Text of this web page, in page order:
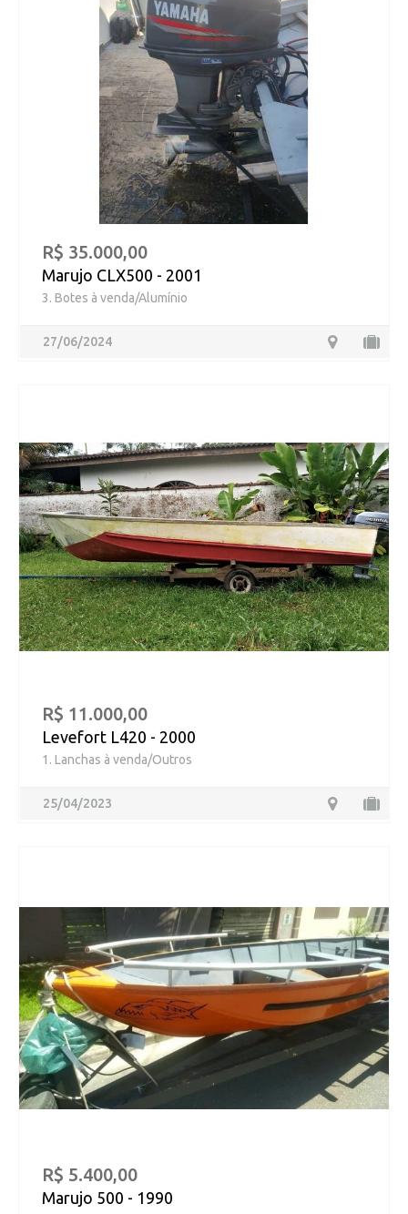
R$ 35.000,00
Marujo CLX500 - 2001
3. Botes à venda/Alumínio
27/06/2024
R$ 11.000,00
Levefort L420 - 2000
1. Lanchas à venda/Outros
25/04/2023
R$ 5.400,00
Marujo 500 - 1990